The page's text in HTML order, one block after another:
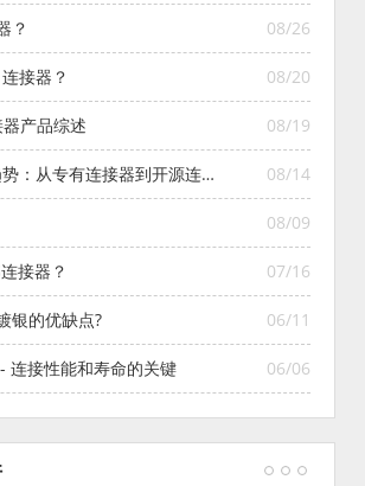
08/26
？
08/20
接器？
08/19
器产品综述
08/14
：从专有连接器到开源连接
08/09
07/16
接器？
06/11
银的优缺点?
06/06
连接性能和寿命的关键